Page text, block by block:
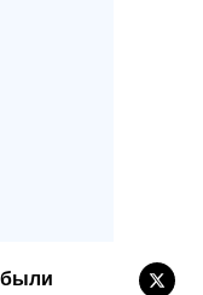
были